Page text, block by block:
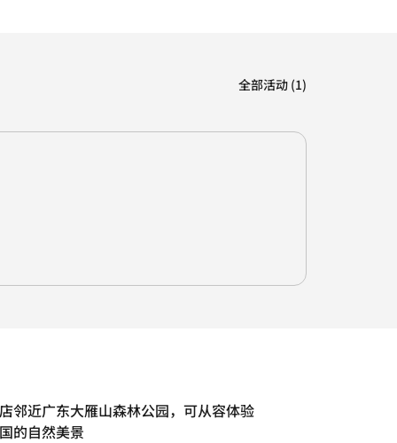
全部活动 (1)
邻近广东大雁山森林公园，可从容体验
的自然美景